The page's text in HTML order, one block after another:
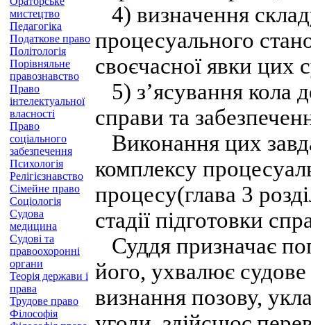
мистецтво
Педагогіка
Податкове право
Політологія
Порівняльне
правознавство
Право
інтелектуальної
власності
Право
соціального
забезпечення
Психологія
Релігієзнавство
Сімейне право
Соціологія
Судова
медицина
Судові та
правоохоронні
органи
Теорія держави і
права
Трудове право
Філософія
4) визначення
процесуального
своєчасної явки цих
5) з’ясування кола
справи та
Виконання цих
комплексу
процесу(глава 3
стадії підготовки
Суддя призначає
його, ухвалює судове
визнання позову,